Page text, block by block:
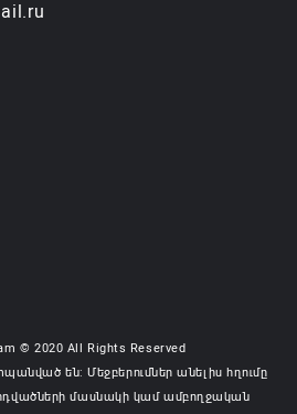
© 2020 All Rights Reserved
են: Մեջբերումներ անելիս հղումը
մասնակի կամ ամբողջական